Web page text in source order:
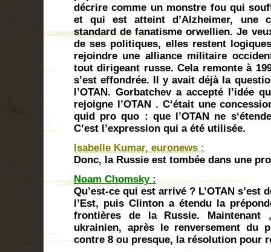
décrire comme un monstre fou qui
et qui est atteint d’Alzheimer, une
standard de fanatisme orwellien. Je
de ses politiques, elles restent
rejoindre une alliance militaire
tout dirigeant russe. Cela remonte à
s’est effondrée. Il y avait déjà la
l’OTAN. Gorbatchev a accepté l’idée
rejoigne l’OTAN . C‘était une
quid pro quo : que l’OTAN ne
C’est l’expression qui a été utilisée.
Isabelle Kumar, euronews :
Donc, la Russie est tombée dans une
Noam Chomsky :
Qu’est-ce qui est arrivé ? L’OTAN s’est
l’Est, puis Clinton a étendu la
frontières de la Russie. Maintenant
ukrainien, après le renversement du
contre 8 ou presque, la résolution pour